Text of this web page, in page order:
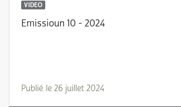
VIDEO
Emissioun 10 - 2024
Publié le 26 juillet 2024